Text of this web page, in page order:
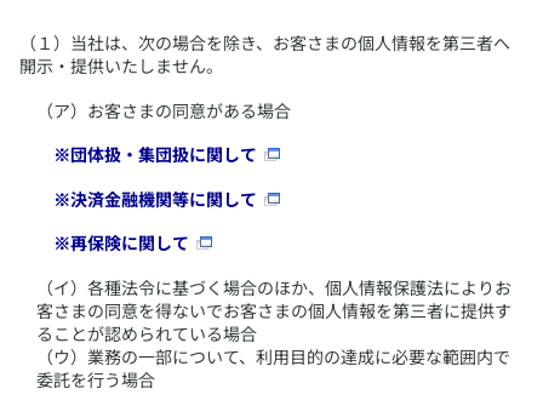
​（１）当社は、次の場合を除き、お客さまの個人情報を第三者へ
開示・提供いたしません。
​（ア）お客さまの同意がある場合
​※団体扱・集団扱に関して
​※決済金融機関等に関して
​※再保険に関して
​（イ）各種法令に基づく場合のほか、個人情報保護法によりお
客さまの同意を得ないでお客さまの個人情報を第三者に提供す
ることが認められている場合
（ウ）業務の一部について、利用目的の達成に必要な範囲内で
委託を行う場合